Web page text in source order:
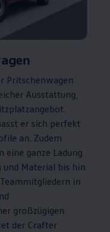
Pritschenwagen
Ausstattung,
er sich perfekt
an. Zudem
eine ganze Ladung
und Material bis hin
in
großzügigen
der Crafter